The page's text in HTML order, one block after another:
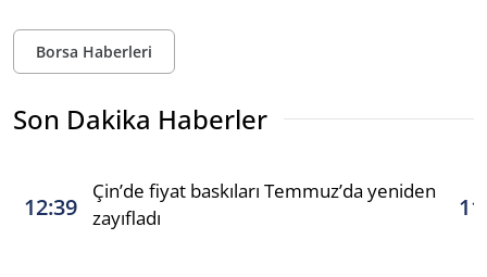
Borsa Haberleri
Son Dakika Haberler
12:39
Çin’de fiyat baskıları Temmuz’da yeniden
zayıfladı